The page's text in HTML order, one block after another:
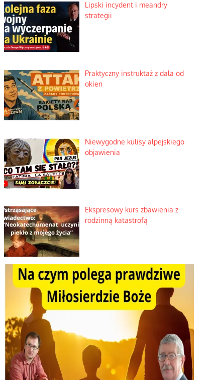
Lipski incydent i meandry
strategii
Praktyczny instruktaż z dala od
okien
Niewygodne kulisy alpejskiego
objawienia
Ekspresowy kurs zbawienia z
rodzinną katastrofą